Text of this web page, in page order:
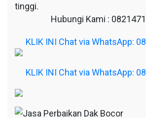
tinggi.
Hubungi Kami :
KLIK INI Chat via WhatsApp:
KLIK INI Chat via WhatsApp: